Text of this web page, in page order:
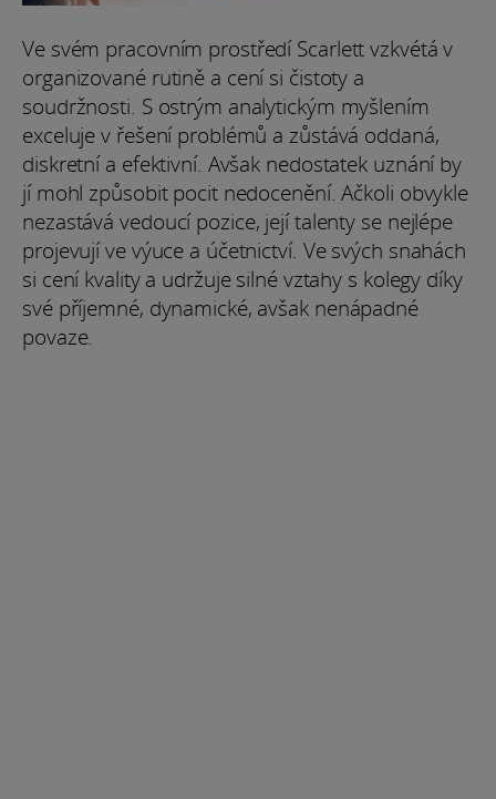
Ve svém pracovním prostředí Scarlett vzkvétá v
organizované rutině a cení si čistoty a
soudržnosti. S ostrým analytickým myšlením
exceluje v řešení problémů a zůstává oddaná,
diskretní a efektivní. Avšak nedostatek uznání by
jí mohl způsobit pocit nedocenění. Ačkoli obvykle
nezastává vedoucí pozice, její talenty se nejlépe
projevují ve výuce a účetnictví. Ve svých snahách
si cení kvality a udržuje silné vztahy s kolegy díky
své příjemné, dynamické, avšak nenápadné
povaze.